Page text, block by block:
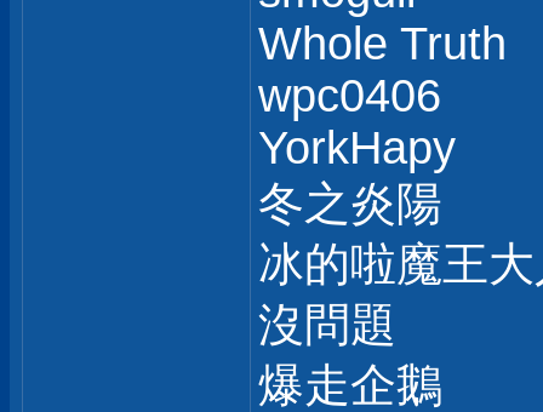
Whole Truth
wpc0406
YorkHapy
冬之炎陽
冰的啦魔王
沒問題
爆走企鵝